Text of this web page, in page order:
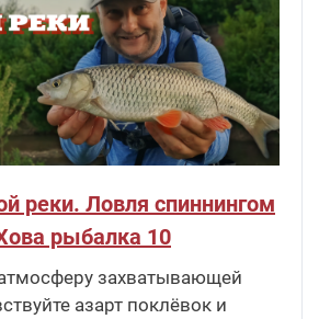
в корзину
реки. Ловля спиннингом
рыбалка 10
захватывающей
азарт поклёвок и